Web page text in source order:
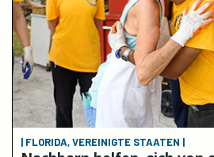
| FLORIDA, VEREINIGTE STAATEN |